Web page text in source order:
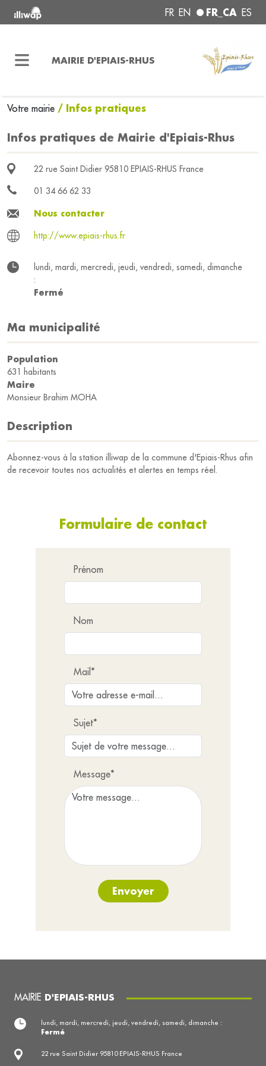
FR EN FR_CA ES
MAIRIE D'EPIAIS-RHUS
Votre mairie / Infos pratiques
Infos pratiques de Mairie d'Epiais-Rhus
22 rue Saint Didier 95810 EPIAIS-RHUS France
01 34 66 62 33
Nous contacter
http://www.epiais-rhus.fr
lundi, mardi, mercredi, jeudi, vendredi, samedi, dimanche
:
Fermé
Ma municipalité
Population
631 habitants
Maire
Monsieur Brahim MOHA
Description
Abonnez-vous à la station illiwap de la commune d'Epiais-Rhus afin
de recevoir toutes nos actualités et alertes en temps réel.
Formulaire de contact
Prénom
Nom
Mail*
Sujet*
Message*
Envoyer
MAIRIE D'EPIAIS-RHUS
22 rue Saint Didier 95810 EPIAIS-RHUS France
lundi, mardi, mercredi, jeudi, vendredi, samedi, dimanche :
Fermé